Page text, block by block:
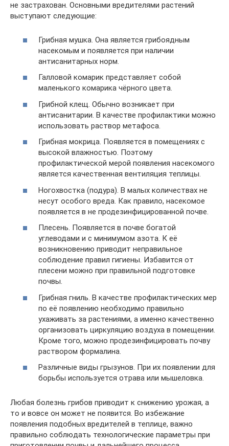
не застрахован. Основными вредителями растений
выступают следующие:
Грибная мушка. Она является грибоядным
насекомым и появляется при наличии
антисанитарных норм.
Галловой комарик представляет собой
маленького комарика чёрного цвета.
Грибной клещ. Обычно возникает при
антисанитарии. В качестве профилактики можно
использовать раствор метафоса.
Грибная мокрица. Появляется в помещениях с
высокой влажностью. Поэтому
профилактической мерой появления насекомого
является качественная вентиляция теплицы.
Ногохвостка (подура). В малых количествах не
несут особого вреда. Как правило, насекомое
появляется в не продезинфицированной почве.
Плесень. Появляется в почве богатой
углеводами и с минимумом азота. К её
возникновению приводит неправильное
соблюдение правил гигиены. Избавится от
плесени можно при правильной подготовке
почвы.
Грибная гниль. В качестве профилактических мер
по её появлению необходимо правильно
ухаживать за растениями, а именно качественно
организовать циркуляцию воздуха в помещении.
Кроме того, можно продезинфицировать почву
раствором формалина.
Различные виды грызунов. При их появлении для
борьбы используется отрава или мышеловка.
Любая болезнь грибов приводит к снижению урожая, а
то и вовсе он может не появится. Во избежание
появления подобных вредителей в теплице, важно
правильно соблюдать технологические параметры при